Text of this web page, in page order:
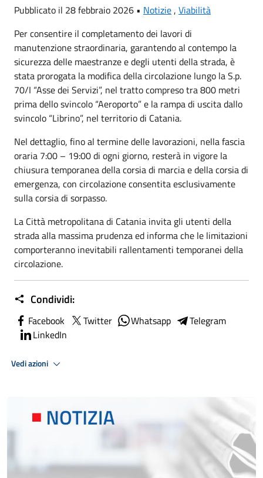
Pubblicato il 28 febbraio 2026 • Notizie, Viabilità
Per consentire il completamento dei lavori di
manutenzione straordinaria, garantendo al contempo la
sicurezza delle maestranze e degli utenti della strada, è
stata prorogata la modifica della circolazione lungo la S.p.
70/I “Asse dei Servizi”, nel tratto compreso tra 800 metri
prima dello svincolo “Aeroporto” e la rampa di uscita dallo
svincolo “Librino”, nel territorio di Catania.
Nel dettaglio, fino al termine delle lavorazioni, nella fascia
oraria 7:00 – 19:00 di ogni giorno, resterà in vigore la
chiusura temporanea della corsia di marcia e della corsia di
emergenza, con circolazione consentita esclusivamente
sulla corsia di sorpasso.
La Città metropolitana di Catania invita gli utenti della
strada alla massima prudenza ed informa che le limitazioni
comporteranno inevitabili rallentamenti temporanei della
circolazione.
Condividi:
Facebook Twitter Whatsapp
Telegram
LinkedIn
Vedi azioni